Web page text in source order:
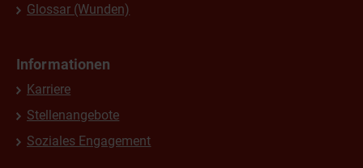
Glossar (Wunden)
Informationen
Karriere
Stellenangebote
Soziales Engagement